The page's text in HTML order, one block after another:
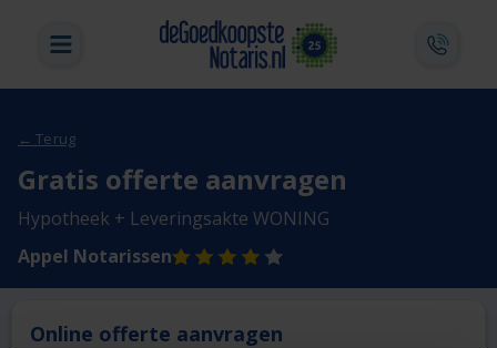
← Terug
Gratis offerte aanvragen
Hypotheek + Leveringsakte WONING
Appel Notarissen
Online offerte aanvragen